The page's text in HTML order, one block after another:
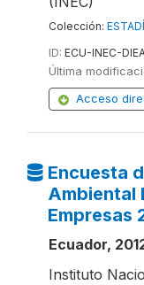
Colección:
ID: ECU-INEC-
Última
Acceso
Encuesta
Ambiental
Empresas
Ecuador,
Instituto